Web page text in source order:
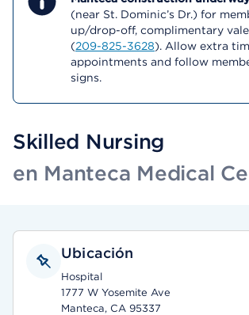
(near St. Dominic’s Dr.) for
up/drop-off, complimentary
(209-825-3628). Allow extra
appointments and follow
signs.
Skilled Nursing
en Manteca Medical
Ubicación
Hospital
1777 W Yosemite Ave
Manteca, CA 95337